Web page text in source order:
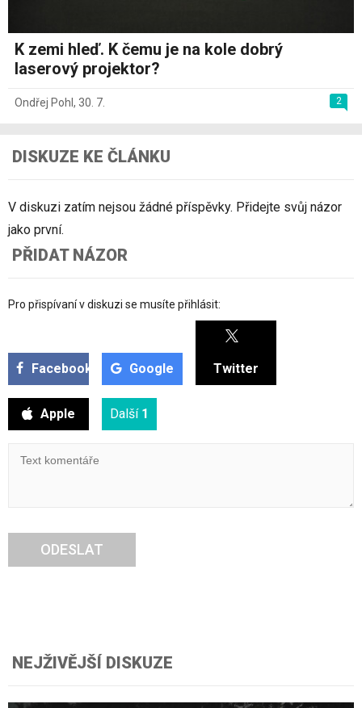
K zemi hleď. K čemu je na kole dobrý
laserový projektor?
2
Ondřej Pohl , 30. 7.
DISKUZE KE ČLÁNKU
V diskuzi zatím nejsou žádné příspěvky. Přidejte svůj názor
jako první.
PŘIDAT NÁZOR
Pro přispívaní v diskuzi se musíte přihlásit:
Facebook Google Twitter
Apple Další 1
ODESLAT
NEJŽIVĚJŠÍ DISKUZE